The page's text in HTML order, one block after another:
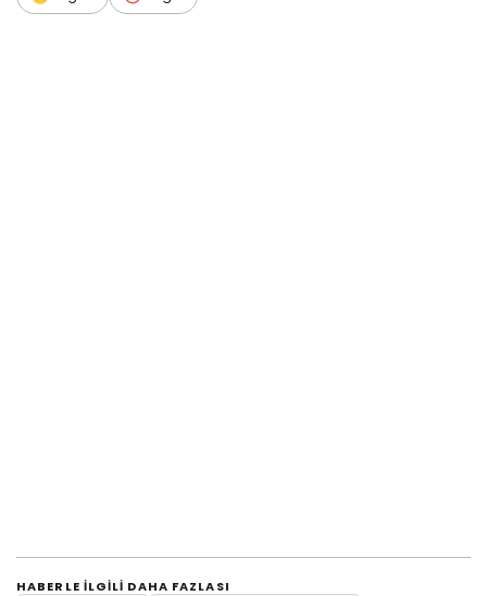
HABERLE ILGILI DAHA FAZLASI